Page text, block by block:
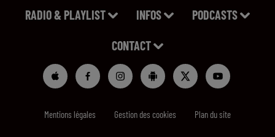
RADIO & PLAYLIST INFOS PODCASTS
CONTACT
Mentions légales Gestion des cookies Plan du site